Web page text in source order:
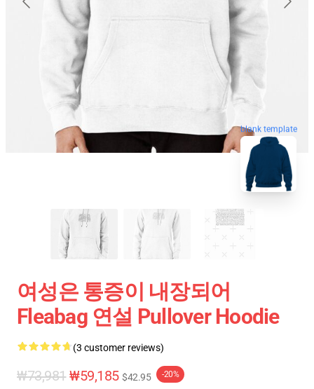
blank template
여성은 통증이 내장되어
Fleabag 연설 Pullover Hoodie
(3 customer reviews)
₩73,981 ₩59,185 $42.95 -20%